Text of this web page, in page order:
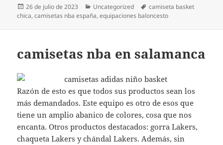
Publicado
el
26 de julio de 2023 Categorías
Uncategorized Etiquetas
camiseta basket
chica,camisetas nba españa,equipaciones baloncesto
camisetas nba en salamanca
Razón de esto es que todos sus productos sean los
más demandados. Este equipo es otro de esos que
tiene un amplio abanico de colores, cosa que nos
encanta. Otros productos destacados: gorra Lakers,
chaqueta Lakers y chándal Lakers. Además, sin